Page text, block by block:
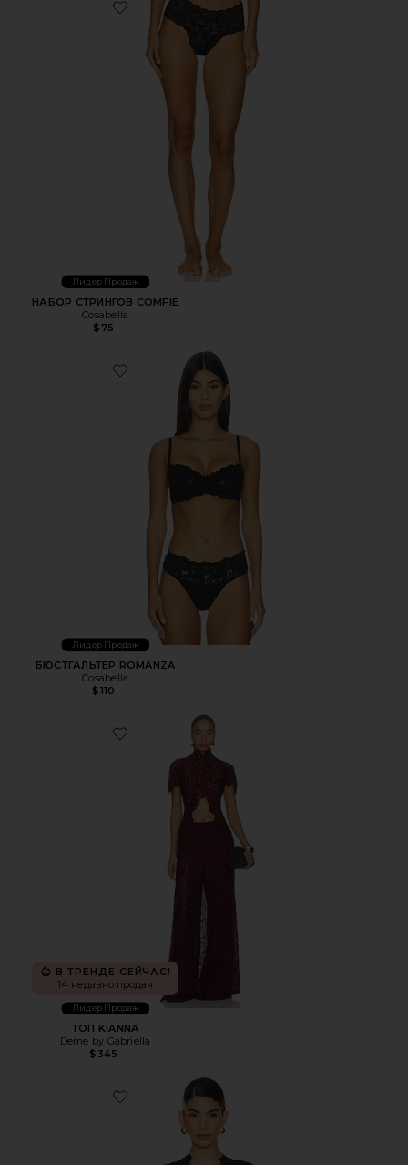
Favorite НАБОР СТРИНГОВ COMFIE
Лидер Продаж
НАБОР СТРИНГОВ COMFIE
Cosabella
$75
Favorite БЮСТГАЛЬТЕР ROMANZA
Лидер Продаж
БЮСТГАЛЬТЕР ROMANZA
Cosabella
$110
Favorite ТОП KIANNA
В ТРЕНДЕ СЕЙЧАС!
14 недавно продан
Лидер Продаж
ТОП KIANNA
Deme by Gabriella
$345
Favorite КРУЖЕВНОЙ ТОП С ДЛИННЫМ РУКАВОМ